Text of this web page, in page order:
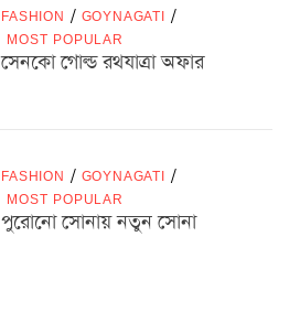
FASHION / GOYNAGATI /
MOST POPULAR
সেনকো গোল্ড রথযাত্রা অফার
FASHION / GOYNAGATI /
MOST POPULAR
পুরোনো সোনায় নতুন সোনা